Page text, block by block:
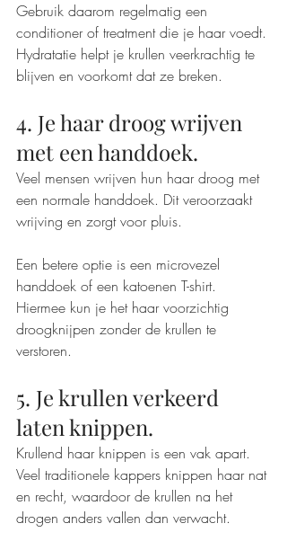
Gebruik daarom regelmatig een
conditioner of treatment die je haar voedt.
Hydratatie helpt je krullen veerkrachtig te
blijven en voorkomt dat ze breken.
4. Je haar droog wrijven
met een handdoek.
Veel mensen wrijven hun haar droog met
een normale handdoek. Dit veroorzaakt
wrijving en zorgt voor pluis.
Een betere optie is een microvezel
handdoek of een katoenen T-shirt.
Hiermee kun je het haar voorzichtig
droogknijpen zonder de krullen te
verstoren.
5. Je krullen verkeerd
laten knippen.
Krullend haar knippen is een vak apart.
Veel traditionele kappers knippen haar nat
en recht, waardoor de krullen na het
drogen anders vallen dan verwacht.